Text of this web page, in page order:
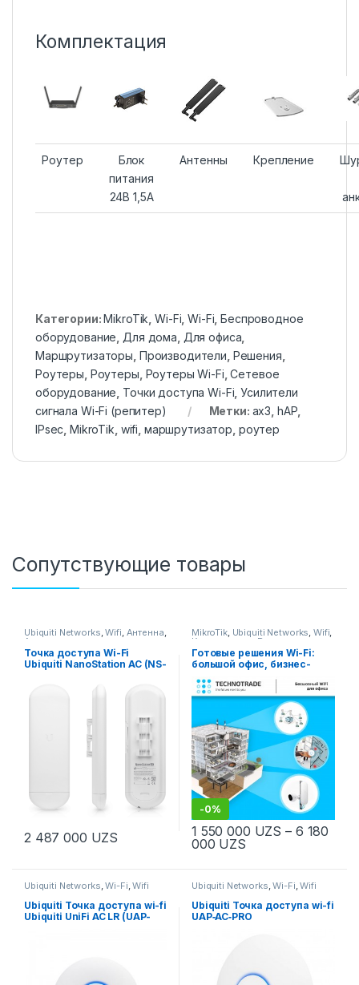
Комплектация
Роутер
Блок
питания
24В 1,5А
Антенны Крепление
Категории:MikroTik ,Wi-Fi ,Wi-Fi ,Беспроводное
оборудование Для дома Для офиса
Маршрутизаторы Производители Решения
Роутеры Роутеры Роутеры Wi-Fi ,Сетевое
оборудование Точки доступа Wi-Fi ,Усилители
сигнала Wi-Fi (репитер)
Метки: ax3 hAP
IPsec ,MikroTik wifi маршрутизатор роутер
Сопутствующие товары
Ubiquiti Networks,Wifi, Антенна,
Антенны
Точка доступа Wi-Fi
Ubiquiti NanoStation AC (NS-
2 487 000 UZS
MikroTik, Ubiquiti Networks, Wifi,
Комплексные Решения
Готовые решения Wi-Fi:
большой офис, бизнес-
сеть
-0%
1 550 000 UZS – 6 180
000 UZS
Ubiquiti Networks ,Wi-Fi ,Wifi
Ubiquiti Точка доступа wi-fi
Ubiquiti UniFi AC LR (UAP-
Ubiquiti Networks ,Wi-Fi ,Wifi
Ubiquiti Точка доступа wi-fi
UAP‑AC‑PRO